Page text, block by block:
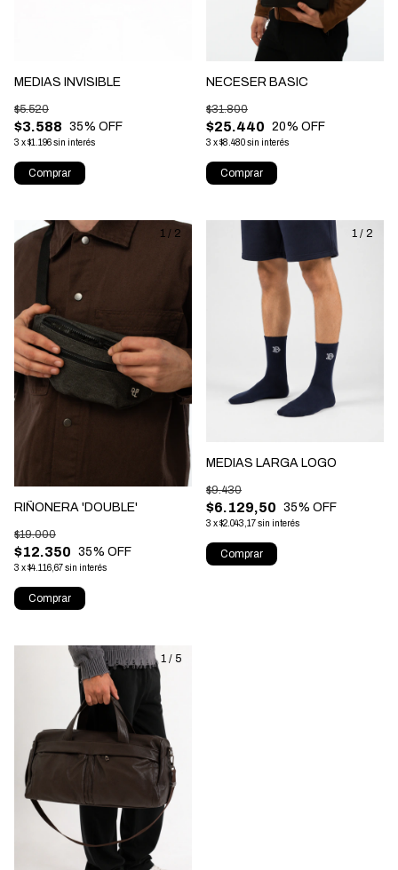
MEDIAS INVISIBLE
$3.588
$5.520
35% OFF
3 x$1.196sin interés
Comprar
NECESER BASIC
$25.440
$31.800
20% OFF
3 x$8.480sin interés
Comprar
1 / 2
RIÑONERA 'DOUBLE'
$12.350
$19.000
35% OFF
3 x$4.116,67sin interés
Comprar
1 / 2
MEDIAS LARGA LOGO
$6.129,50
$9.430
35% OFF
3 x$2.043,17sin interés
Comprar
1 / 5